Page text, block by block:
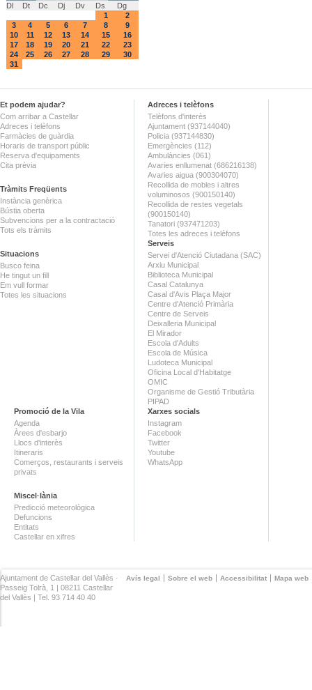
Dl
Dt Dc Dj Dv Ds
Dg
1
2
3
4 5 6 7 8
9
10
11 12 13 14 15
16
17
18 19 20 21 22
23
24
25 26 27 28 29
30
31
Et podem ajudar?
Com arribar a Castellar
Adreces i telèfons
Farmàcies de guàrdia
Horaris de transport públic
Reserva d'equipaments
Cita prèvia
Tràmits Freqüents
Instància genèrica
Bústia oberta
Subvencions per a la contractació
Tots els tràmits
Situacions
Busco feina
He tingut un fill
Em vull formar
Totes les situacions
Adreces i telèfons
Telèfons d'interès
Ajuntament (937144040)
Policia (937144830)
Emergències (112)
Ambulàncies (061)
Avaries enllumenat (686216138)
Avaries aigua (900304070)
Recollida de mobles i altres
voluminosos (900150140)
Recollida de restes vegetals
(900150140)
Tanatori (937471203)
Totes les adreces i telèfons
Serveis
Servei d'Atenció Ciutadana (SAC)
Arxiu Municipal
Biblioteca Municipal
Casal Catalunya
Casal d'Avis Plaça Major
Centre d'Atenció Primària
Centre de Serveis
Deixalleria Municipal
El Mirador
Escola d'Adults
Escola de Música
Ludoteca Municipal
Oficina Local d'Habitatge
OMIC
Organisme de Gestió Tributària
PIPAD
Promoció de la Vila
Agenda
Àrees d'esbarjo
Llocs d'interès
Itineraris
Comerços, restaurants i serveis
privats
Miscel·lània
Predicció meteorològica
Defuncions
Entitats
Castellar en xifres
Xarxes socials
Instagram
Facebook
Twitter
Youtube
WhatsApp
Avís legal Sobre el web Accessibilitat Mapa web
Ajuntament de Castellar del Vallès ·
Passeig Tolrà, 1 | 08211 Castellar
del Vallès | Tel. 93 714 40 40